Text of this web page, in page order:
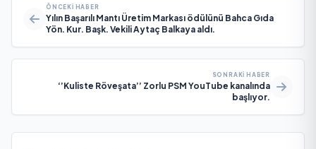
ÖNCEKI HABER
Yılın Başarılı Mantı Üretim Markası ödülünü Bahca Gıda
Yön. Kur. Başk. Vekili Aytaç Balkaya aldı.
SONRAKI HABER
‘’Kuliste Röveşata’’ Zorlu PSM YouTube kanalında
başlıyor.